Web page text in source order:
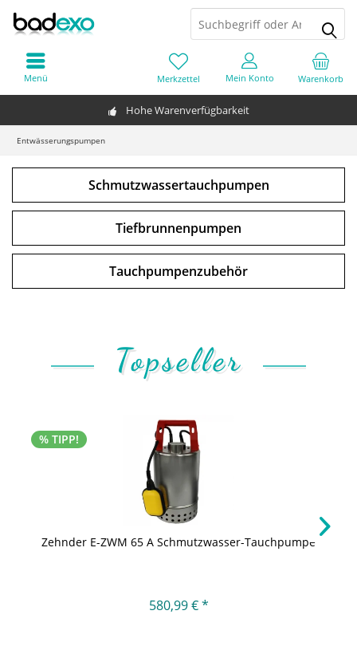
Hohe Warenverfügbarkeit
Warenkorb
Merkzettel Mein Konto
Menü
Entwässerungspumpen
Schmutzwassertauchpumpen
Tiefbrunnenpumpen
Tauchpumpenzubehör
Topseller
% TIPP!
Zehnder E-ZWM 65 A Schmutzwasser-Tauchpumpe
580,99 € *